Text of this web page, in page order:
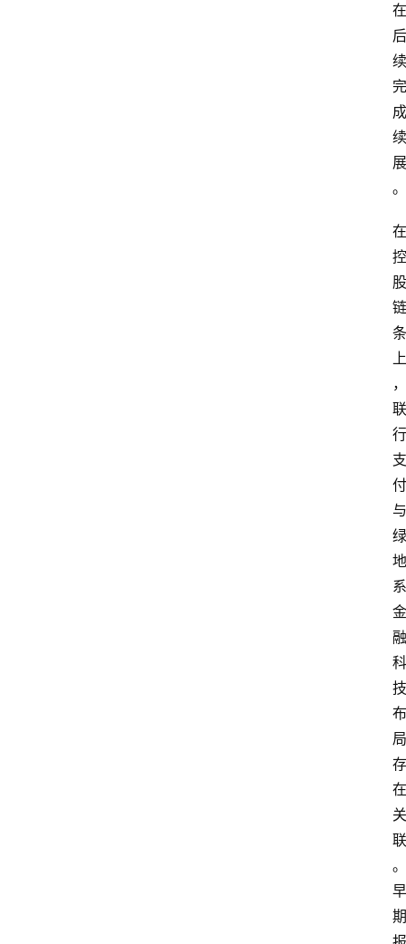
在
后
续
完
成
续
展
。
在
控
股
链
条
上
，
联
行
支
付
与
绿
地
系
金
融
科
技
布
局
存
在
关
联
。
早
期